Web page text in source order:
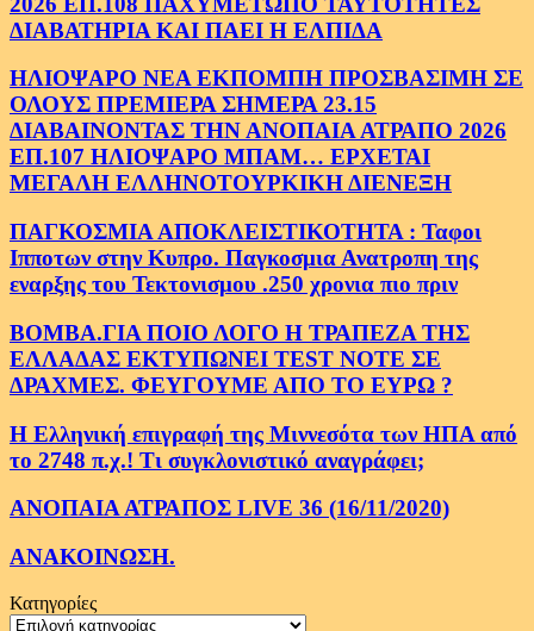
ΔΙΑΒΑΤΗΡΙΑ ΚΑΙ ΠΑΕΙ Η ΕΛΠΙΔΑ
ΗΛΙΟΨΑΡΟ ΝΕΑ ΕΚΠΟΜΠΗ ΠΡΟΣΒΑΣΙΜΗ ΣΕ
ΟΛΟΥΣ ΠΡΕΜΙΕΡΑ ΣΗΜΕΡΑ 23.15
ΔΙΑΒΑΙΝΟΝΤΑΣ ΤΗΝ ΑΝΟΠΑΙΑ ΑΤΡΑΠΟ 2026
ΕΠ.107 ΗΛΙΟΨΑΡΟ ΜΠΑΜ… ΕΡΧΕΤΑΙ
ΜΕΓΑΛΗ ΕΛΛΗΝΟΤΟΥΡΚΙΚΗ ΔΙΕΝΕΞΗ
ΠΑΓΚΟΣΜΙΑ ΑΠΟΚΛΕΙΣΤΙΚΟΤΗΤΑ : Ταφοι
Ιπποτων στην Κυπρο. Παγκοσμια Ανατροπη της
εναρξης του Τεκτονισμου .250 χρονια πιο πριν
ΒΟΜΒΑ.ΓΙΑ ΠΟΙΟ ΛΟΓΟ Η ΤΡΑΠΕΖΑ ΤΗΣ
ΕΛΛΑΔΑΣ ΕΚΤΥΠΩΝΕΙ TEST NOTE ΣΕ
ΔΡΑΧΜΕΣ. ΦΕΥΓΟΥΜΕ ΑΠΟ ΤΟ ΕΥΡΩ ?
Η Ελληνική επιγραφή της Μιννεσότα των ΗΠΑ από
το 2748 π.χ.! Τι συγκλονιστικό αναγράφει;
ΑΝΟΠΑΙΑ ΑΤΡΑΠΟΣ LIVE 36 (16/11/2020)
ΑΝΑΚΟΙΝΩΣΗ.
Κατηγορίες
Κατηγορίες